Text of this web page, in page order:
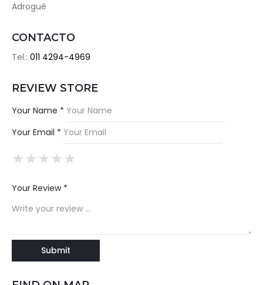
Adrogué
CONTACTO
Tel.: 011 4294-4969
REVIEW STORE
Your Name *
Your Email *
★
★★
★★★
★★★★
★★★★★
Your Review *